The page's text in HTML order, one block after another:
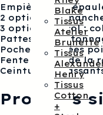
Blake
Tissus
Atelier
Brunette
Tissus
Henry
Tissus
Cotton
+
au
46
Empiècement
2 options de
3 options de col :
Pattes de
Poches plaquées
Fente au bas de la
Ceinture et
Produits